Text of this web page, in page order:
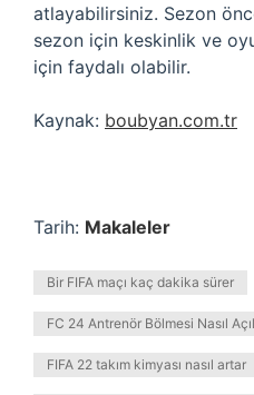
atlayabilirsiniz. Sezon
sezon için keskinlik ve
için faydalı olabilir.
Kaynak: boubyan.com.tr
Tarih: Makaleler
Bir FIFA maçı kaç dakika sürer
FC 24 Antrenör Bölmesi Nasıl
FIFA 22 takım kimyası nasıl artar